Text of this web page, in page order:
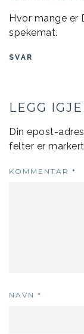
Hvor mange er
spekemat.
SVAR
LEGG
Din epost-
felter er
KOMMENTAR *
NAVN *